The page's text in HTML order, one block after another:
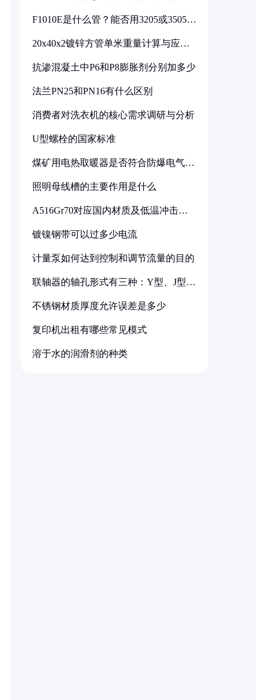
F1010E是什么管？能否用3205或3505代
20x40x2镀锌方管单米重量计算与应用
抗渗混凝土中P6和P8膨胀剂分别加多少
法兰PN25和PN16有什么区别
消费者对洗衣机的核心需求调研与分析
U型螺栓的国家标准
煤矿用电热取暖器是否符合防爆电气设
照明母线槽的主要作用是什么
A516Gr70对应国内材质及低温冲击要
镀镍钢带可以过多少电流
计量泵如何达到控制和调节流量的目的
联轴器的轴孔形式有三种：Y型、J型、
不锈钢材质厚度允许误差是多少
复印机出租有哪些常见模式
溶于水的润滑剂的种类